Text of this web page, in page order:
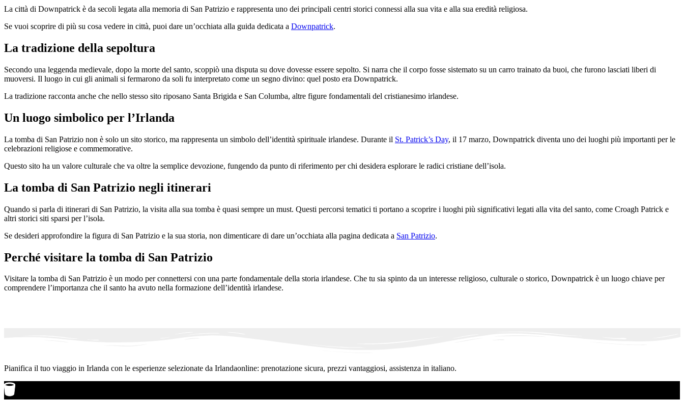
La città di Downpatrick è da secoli legata alla memoria di San Patrizio e rappresenta uno dei principali centri storici connessi alla sua vita e alla sua eredità religiosa.
Se vuoi scoprire di più su cosa vedere in città, puoi dare un’occhiata alla guida dedicata a Downpatrick.
La tradizione della sepoltura
Secondo una leggenda medievale, dopo la morte del santo, scoppiò una disputa su dove dovesse essere sepolto. Si narra che il corpo fosse sistemato su un carro trainato da buoi, che furono lasciati liberi di
muoversi. Il luogo in cui gli animali si fermarono da soli fu interpretato come un segno divino: quel posto era Downpatrick.
La tradizione racconta anche che nello stesso sito riposano Santa Brigida e San Columba, altre figure fondamentali del cristianesimo irlandese.
Un luogo simbolico per l’Irlanda
La tomba di San Patrizio non è solo un sito storico, ma rappresenta un simbolo dell’identità spirituale irlandese. Durante il St. Patrick’s Day, il 17 marzo, Downpatrick diventa uno dei luoghi più importanti per le
celebrazioni religiose e commemorative.
Questo sito ha un valore culturale che va oltre la semplice devozione, fungendo da punto di riferimento per chi desidera esplorare le radici cristiane dell’isola.
La tomba di San Patrizio negli itinerari
Quando si parla di itinerari di San Patrizio, la visita alla sua tomba è quasi sempre un must. Questi percorsi tematici ti portano a scoprire i luoghi più significativi legati alla vita del santo, come Croagh Patrick e
altri storici siti sparsi per l’isola.
Se desideri approfondire la figura di San Patrizio e la sua storia, non dimenticare di dare un’occhiata alla pagina dedicata a San Patrizio.
Perché visitare la tomba di San Patrizio
Visitare la tomba di San Patrizio è un modo per connettersi con una parte fondamentale della storia irlandese. Che tu sia spinto da un interesse religioso, culturale o storico, Downpatrick è un luogo chiave per
comprendere l’importanza che il santo ha avuto nella formazione dell’identità irlandese.
Pianifica il tuo viaggio in Irlanda con le esperienze selezionate da Irlandaonline: prenotazione sicura, prezzi vantaggiosi, assistenza in italiano.